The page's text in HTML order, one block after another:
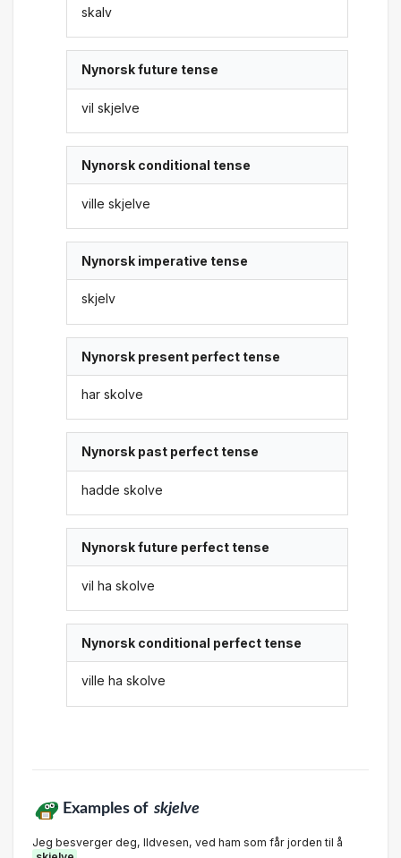
skalv
Nynorsk future tense
vil skjelve
Nynorsk conditional tense
ville skjelve
Nynorsk imperative tense
skjelv
Nynorsk present perfect tense
har skolve
Nynorsk past perfect tense
hadde skolve
Nynorsk future perfect tense
vil ha skolve
Nynorsk conditional perfect tense
ville ha skolve
Examples of skjelve
Jeg besverger deg, lldvesen, ved ham som får jorden til å